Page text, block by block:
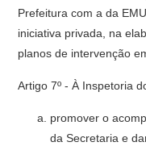
Prefeitura com a da
iniciativa privada, na
planos de intervenção
Artigo 7º - À Inspetoria
promover o
da Secretaria e